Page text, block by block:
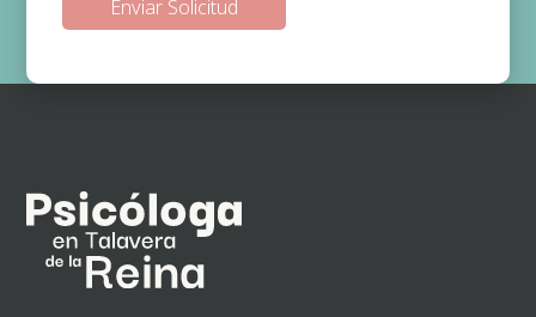
Derechos:Podrá ejercitar los derechos de acceso, rectificación, supresión,